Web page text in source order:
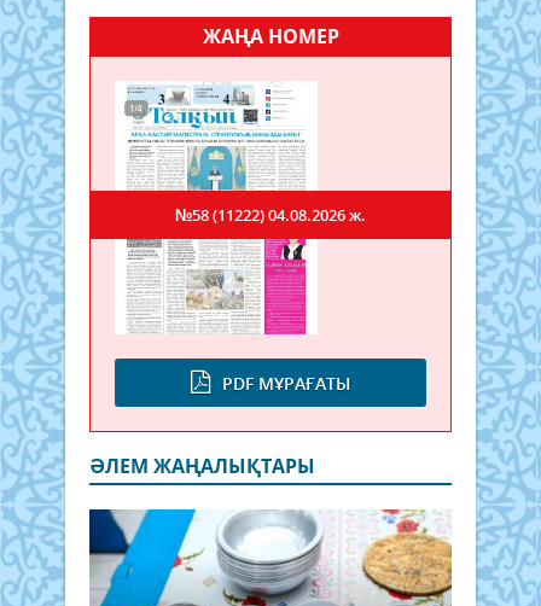
ЖАҢА НОМЕР
PDF МҰРАҒАТЫ
№58 (11222)04.08.2026 ж.
ӘЛЕМ ЖАҢАЛЫҚТАРЫ